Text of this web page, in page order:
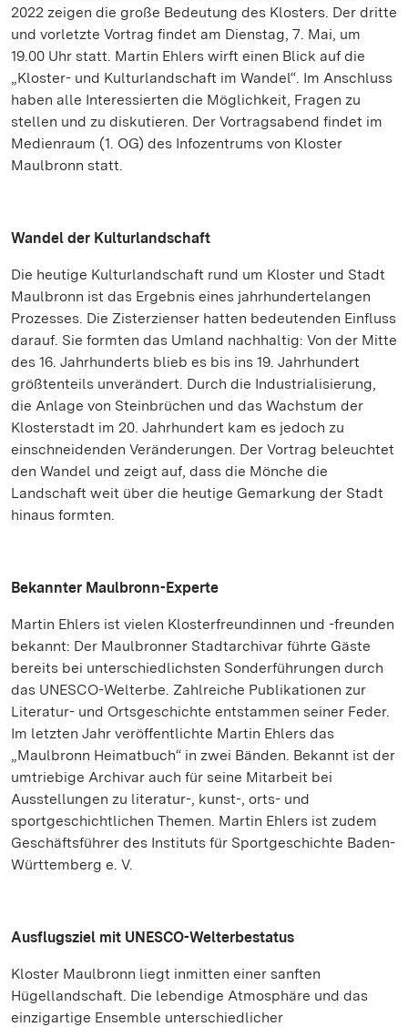
2022 zeigen die große Bedeutung des Klosters. Der dritte
und vorletzte Vortrag findet am Dienstag, 7. Mai, um
19.00 Uhr statt. Martin Ehlers wirft einen Blick auf die
„Kloster- und Kulturlandschaft im Wandel“. Im Anschluss
haben alle Interessierten die Möglichkeit, Fragen zu
stellen und zu diskutieren. Der Vortragsabend findet im
Medienraum (1. OG) des Infozentrums von Kloster
Maulbronn statt.
Wandel der Kulturlandschaft
Die heutige Kulturlandschaft rund um Kloster und Stadt
Maulbronn ist das Ergebnis eines jahrhundertelangen
Prozesses. Die Zisterzienser hatten bedeutenden Einfluss
darauf. Sie formten das Umland nachhaltig: Von der Mitte
des 16. Jahrhunderts blieb es bis ins 19. Jahrhundert
größtenteils unverändert. Durch die Industrialisierung,
die Anlage von Steinbrüchen und das Wachstum der
Klosterstadt im 20. Jahrhundert kam es jedoch zu
einschneidenden Veränderungen. Der Vortrag beleuchtet
den Wandel und zeigt auf, dass die Mönche die
Landschaft weit über die heutige Gemarkung der Stadt
hinaus formten.
Bekannter Maulbronn-Experte
Martin Ehlers ist vielen Klosterfreundinnen und -freunden
bekannt: Der Maulbronner Stadtarchivar führte Gäste
bereits bei unterschiedlichsten Sonderführungen durch
das UNESCO-Welterbe. Zahlreiche Publikationen zur
Literatur- und Ortsgeschichte entstammen seiner Feder.
Im letzten Jahr veröffentlichte Martin Ehlers das
„Maulbronn Heimatbuch“ in zwei Bänden. Bekannt ist der
umtriebige Archivar auch für seine Mitarbeit bei
Ausstellungen zu literatur-, kunst-, orts- und
sportgeschichtlichen Themen. Martin Ehlers ist zudem
Geschäftsführer des Instituts für Sportgeschichte Baden-
Württemberg e. V.
Ausflugsziel mit UNESCO-Welterbestatus
Kloster Maulbronn liegt inmitten einer sanften
Hügellandschaft. Die lebendige Atmosphäre und das
einzigartige Ensemble unterschiedlicher